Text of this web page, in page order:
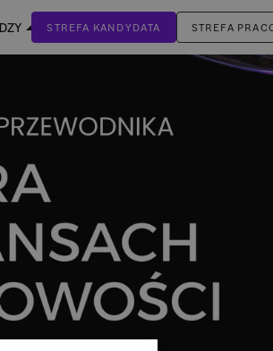
STREFA KANDYDATA
Nie masz jeszcze konta?
STREFA